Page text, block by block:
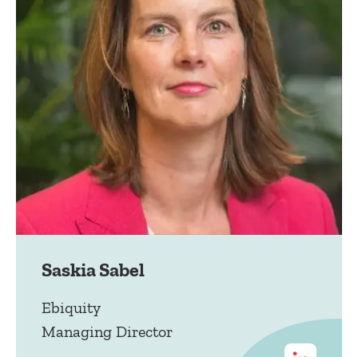
Saskia Sabel
Ebiquity
Managing Director